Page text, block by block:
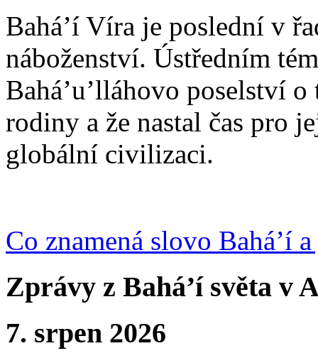
Bahá’í Víra je poslední v
náboženství. Ústředním
Bahá’u’lláhovo poselství
rodiny a že nastal čas pro
globální civilizaci.
Co znamená slovo Bahá’í
Zprávy z Bahá’í světa v
7. srpen 2026